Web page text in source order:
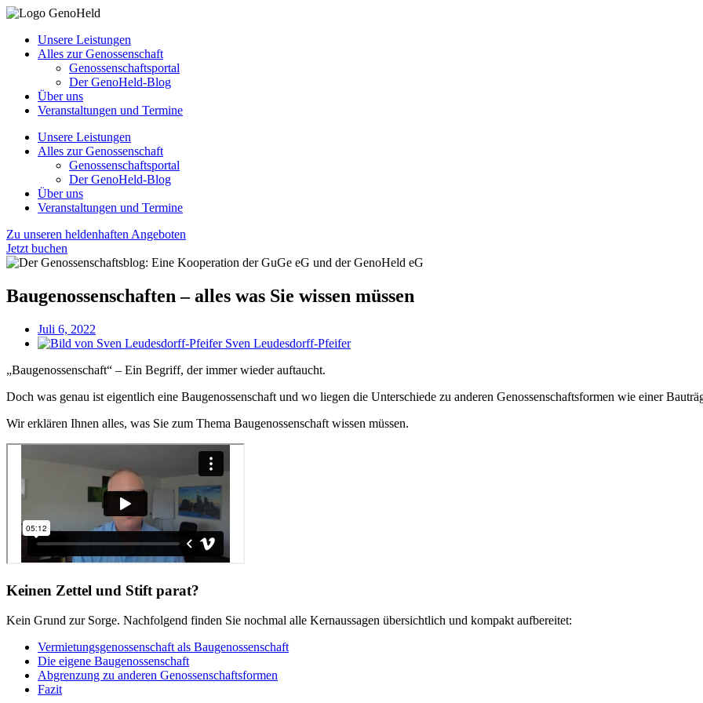
Unsere Leistungen
Alles zur Genossenschaft
Genossenschaftsportal
Der GenoHeld-Blog
Über uns
Veranstaltungen und Termine
Unsere Leistungen
Alles zur Genossenschaft
Genossenschaftsportal
Der GenoHeld-Blog
Über uns
Veranstaltungen und Termine
Zu unseren heldenhaften Angeboten
Jetzt buchen
Baugenossenschaften – alles was Sie wissen müssen
Juli 6, 2022
Sven Leudesdorff-Pfeifer
„Baugenossenschaft“ – Ein Begriff, der immer wieder auftaucht.
Doch was genau ist eigentlich eine Baugenossenschaft und wo liegen die Unterschiede zu anderen Genossenschaftsformen wie einer
Wir erklären Ihnen alles, was Sie zum Thema Baugenossenschaft wissen müssen.
Keinen Zettel und Stift parat?
Kein Grund zur Sorge. Nachfolgend finden Sie nochmal alle Kernaussagen übersichtlich und kompakt aufbereitet:
Vermietungsgenossenschaft als Baugenossenschaft
Die eigene Baugenossenschaft
Abgrenzung zu anderen Genossenschaftsformen
Fazit